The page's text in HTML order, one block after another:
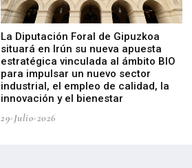
La Diputación Foral de Gipuzkoa
situará en Irún su nueva apuesta
estratégica vinculada al ámbito BIO
para impulsar un nuevo sector
industrial, el empleo de calidad, la
innovación y el bienestar
29-Julio-2026